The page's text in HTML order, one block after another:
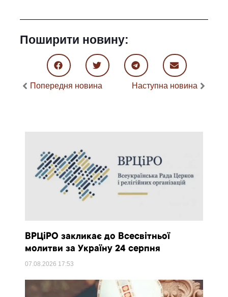
Поширити новину:
Попередня новина Наступна новина
ВРЦіРО закликає до Всесвітньої
молитви за Україну 24 серпня
07.08.2026 17:53